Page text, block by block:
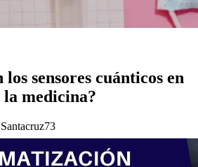
sensores cuánticos en
la medicina?
73